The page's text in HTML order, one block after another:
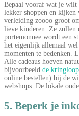
Bepaal vooraf wat je wilt
lekker shoppen en
verleiding zoooo groot
lieve kinderen. Ze zullen
portemonnee wordt een
het eigenlijk allemaal
momenten te bedenken.
Alle cadeaus hoeven
bijvoorbeeld de
online bestellen) bij de
webshops. De lokale
5. Beperk je